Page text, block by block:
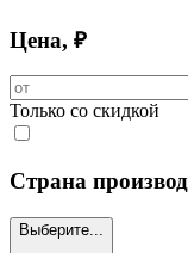
Цена, ₽
Только со скидкой
Страна
Выберите...